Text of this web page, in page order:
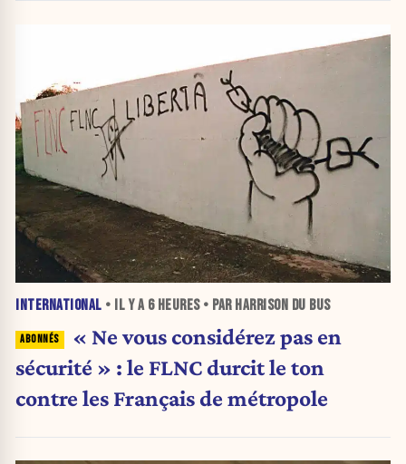
INTERNATIONAL • IL Y A 6 HEURES• PAR HARRISON DU BUS
« Ne vous considérez pas en
sécurité » : le FLNC durcit le ton
contre les Français de métropole